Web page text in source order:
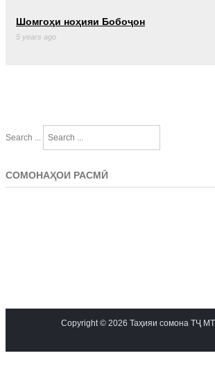
Шомгоҳи ноҳияи Бобоҷон
5 years ago
Search ...
СОМОНАҲОИ РАСМӢ
Copyright © 2026 Таҳияи сомона ТҶ